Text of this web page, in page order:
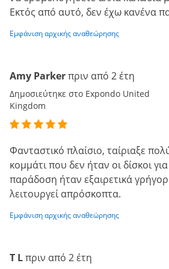
Εκτός από αυτό, δεν έχω κανένα
Εμφάνιση αρχικής αναθεώρησης
Amy Parkerπριν από 2 έτη
Δημοσιεύτηκε στο Expondo United
Kingdom
Φανταστικό πλαίσιο, ταίριαξε
κομμάτι που δεν ήταν οι δίσκοι
παράδοση ήταν εξαιρετικά
λειτουργεί απρόσκοπτα.
Εμφάνιση αρχικής αναθεώρησης
T Lπριν από 2 έτη